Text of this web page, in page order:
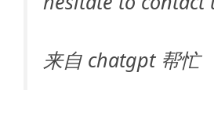
来自 chatgpt 帮忙